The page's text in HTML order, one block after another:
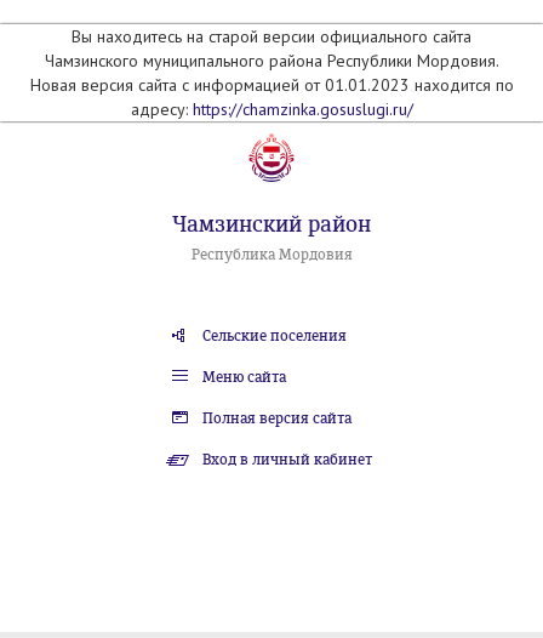
Вы находитесь на старой версии официального сайта
Чамзинского муниципального района Республики Мордовия.
Новая версия сайта с информацией от 01.01.2023 находится по
адресу: https://chamzinka.gosuslugi.ru/
Чамзинский район
Республика Мордовия
Сельские поселения
Меню сайта
Полная версия сайта
Вход в личный кабинет